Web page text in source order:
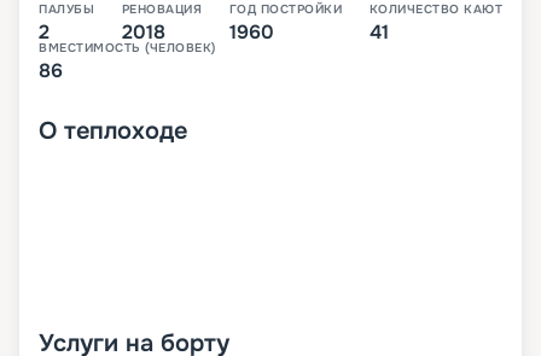
ПАЛУБЫ
2
РЕНОВАЦИЯ
2018
ГОД ПОСТРОЙКИ
1960
КОЛИЧЕСТВО КАЮТ
41
ВМЕСТИМОСТЬ (ЧЕЛОВЕК)
86
О теплоходе
Услуги на борту